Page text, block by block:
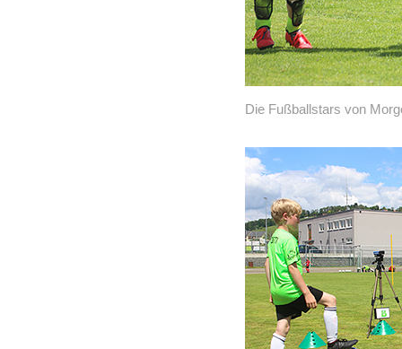
Die Fußballstars von